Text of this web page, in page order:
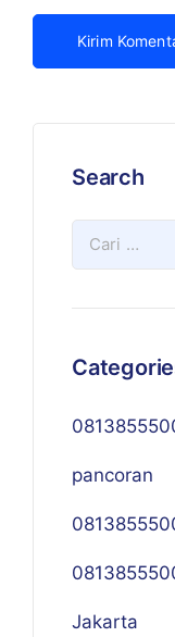
Search
pancoran
Jakarta